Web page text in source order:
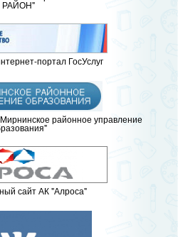
РАЙОН"
портал ГосУслуг
районное управление
сайт АК "Алроса"